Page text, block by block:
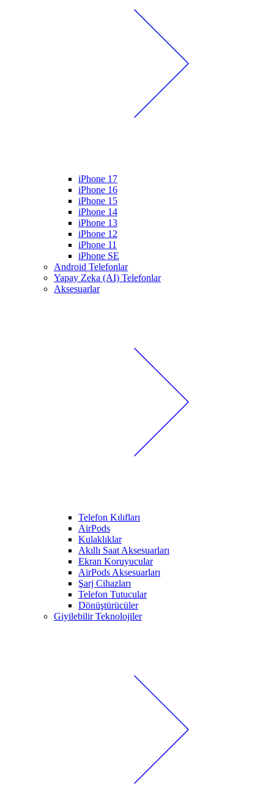
iPhone 17
iPhone 16
iPhone 15
iPhone 14
iPhone 13
iPhone 12
iPhone 11
iPhone SE
Android Telefonlar
Yapay Zeka (AI) Telefonlar
Aksesuarlar
Telefon Kılıfları
AirPods
Kulaklıklar
Akıllı Saat Aksesuarları
Ekran Koruyucular
AirPods Aksesuarları
Şarj Cihazları
Telefon Tutucular
Dönüştürücüler
Giyilebilir Teknolojiler